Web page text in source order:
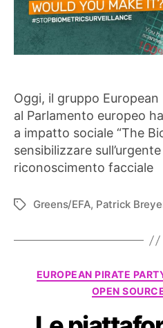
Oggi, il gruppo European
al Parlamento europeo
a impatto sociale “The
sensibilizzare
riconoscimento facciale
Tag Greens/EFA, Patrick
EUROPEAN PIRATE
OPEN